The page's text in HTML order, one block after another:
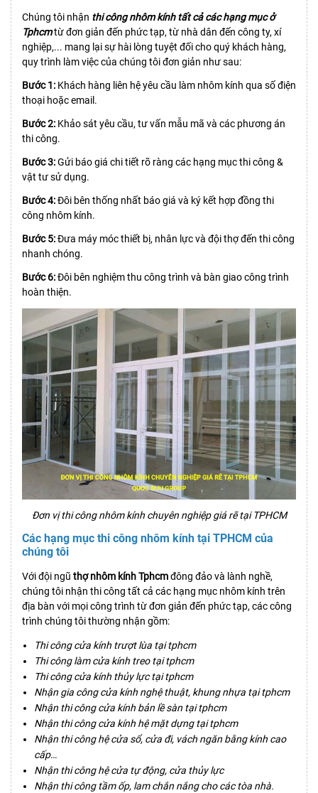
Chúng tôi nhận thi công nhôm kính tất cả các hạng mục ở
Tphcmtừ đơn giản đến phức tạp, từ nhà dân đến công ty, xí
nghiệp,... mang lại sự hài lòng tuyệt đối cho quý khách hàng,
quy trình làm việc của chúng tôi đơn giản như sau:
Bước 1: Khách hàng liên hệ yêu cầu làm nhôm kính qua số điện
thoại hoặc email.
Bước 2: Khảo sát yêu cầu, tư vấn mẫu mã và các phương án
thi công.
Bước 3:Gửi báo giá chi tiết rõ ràng các hạng mục thi công &
vật tư sử dụng.
Bước 4:Đôi bên thống nhất báo giá và ký kết hợp đồng thi
công nhôm kính.
Bước 5:Đưa máy móc thiết bị, nhân lực và đội thợ đến thi công
nhanh chóng.
Bước 6:Đôi bên nghiệm thu công trình và bàn giao công trình
hoàn thiện.
Đơn vị thi công nhôm kính chuyên nghiệp giá rẽ tại TPHCM
Các hạng mục thi công nhôm kính tại TPHCM của
chúng tôi
Với đội ngũ thợ nhôm kính Tphcmđông đảo và lành nghề,
chúng tôi nhận thi công tất cả các hạng mục nhôm kính trên
địa bàn với mọi công trình từ đơn giản đến phức tạp, các công
trình chúng tôi thường nhận gồm:
Thi công cửa kính trượt lùa tại tphcm
Thi công làm cửa kính treo tại tphcm
Thi công cửa kính thủy lực tại tphcm
Nhận gia công cửa kính nghệ thuật, khung nhựa tại tphcm
Nhận thi công cửa kính bản lề sàn tại tphcm
Nhận thi công cửa kính hệ mặt dựng tại tphcm
Nhận thi công hệ cửa sổ, cửa đi, vách ngăn bằng kính cao
cấp…
Nhận thi công hệ cửa tự động, cửa thủy lực
Nhận thi công tầm ốp, lam chắn nắng cho các tòa nhà.